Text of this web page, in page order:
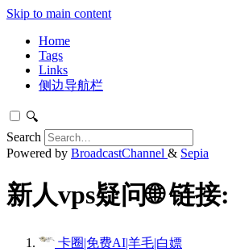
Skip to main content
Home
Tags
Links
侧边导航栏
🔍
Search
Powered by BroadcastChannel & Sepia
新人vps疑问🌐 链接:
卡圈|免费AI|羊毛|白嫖